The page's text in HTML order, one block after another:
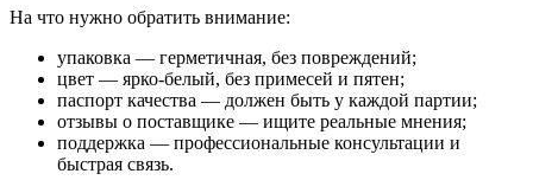
На что нужно обратить внимание:
упаковка — герметичная, без повреждений;
цвет — ярко-белый, без примесей и пятен;
паспорт качества — должен быть у каждой партии;
отзывы о поставщике — ищите реальные мнения;
поддержка — профессиональные консультации и
быстрая связь.